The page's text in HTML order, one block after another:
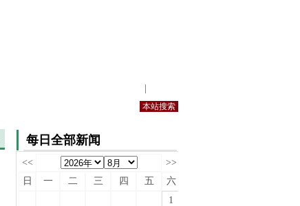
每日全部新闻
<<
>>
日
一 二 三 四 五
六
1